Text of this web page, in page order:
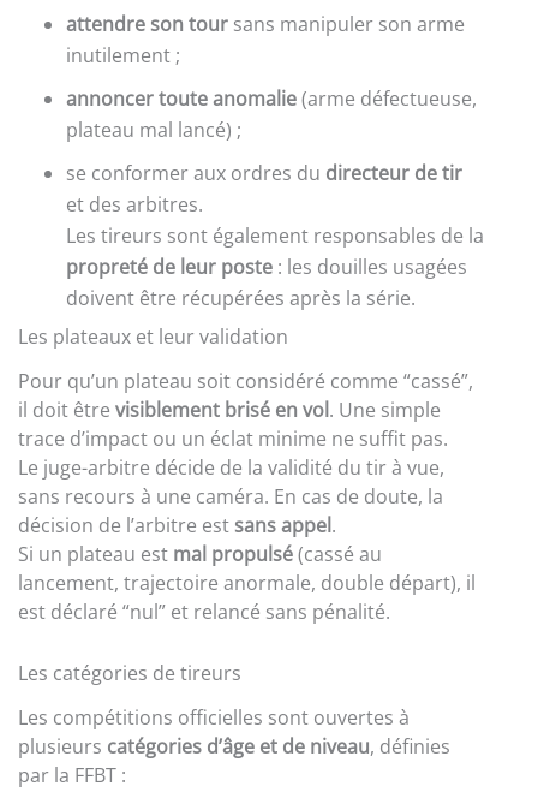
attendre son tour sans manipuler son arme
inutilement ;
annoncer toute anomalie(arme défectueuse,
plateau mal lancé) ;
se conformer aux ordres du directeur de tir
et des arbitres.
Les tireurs sont également responsables de la
propreté de leur poste : les douilles usagées
doivent être récupérées après la série.
Les plateaux et leur validation
Pour qu’un plateau soit considéré comme “cassé”,
il doit être visiblement brisé en vol. Une simple
trace d’impact ou un éclat minime ne suffit pas.
Le juge-arbitre décide de la validité du tir à vue,
sans recours à une caméra. En cas de doute, la
décision de l’arbitre estsans appel.
Si un plateau est mal propulsé(cassé au
lancement, trajectoire anormale, double départ), il
est déclaré “nul” et relancé sans pénalité.
Les catégories de tireurs
Les compétitions officielles sont ouvertes à
plusieurs catégories d’âge et de niveau, définies
par la FFBT :